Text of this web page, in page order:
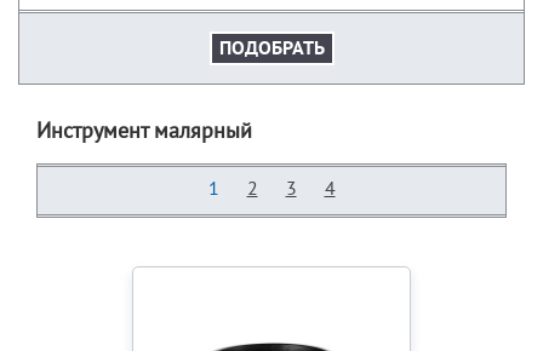
Инструмент малярный
1 2 3 4